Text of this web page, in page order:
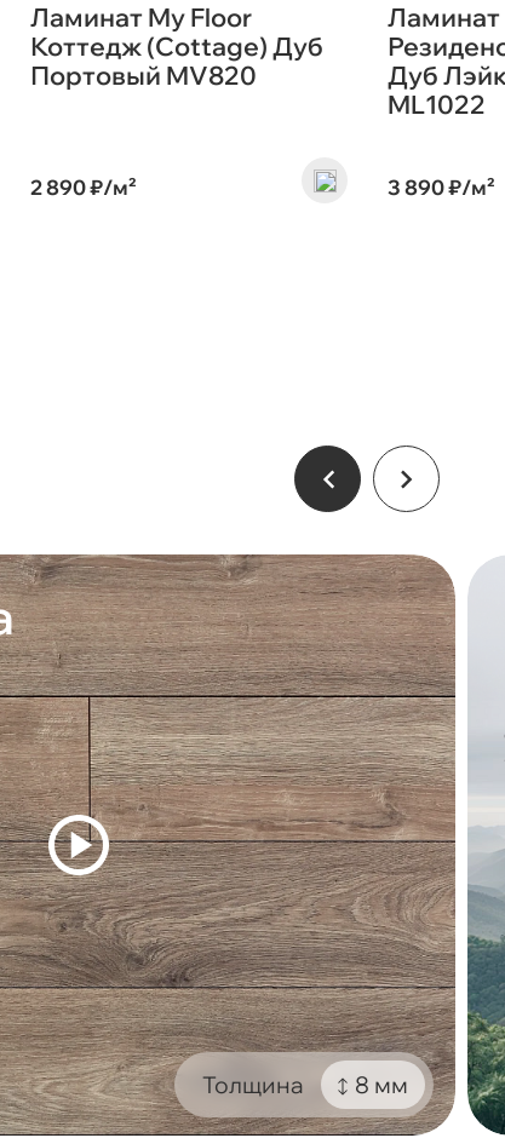
Ламинат My Floor
Коттедж (Cottage) Дуб
Портовый MV820
2 890 ₽/м²
Ламинат
Дуб
ML1022
3 890 ₽/м²
Толщина 8 мм